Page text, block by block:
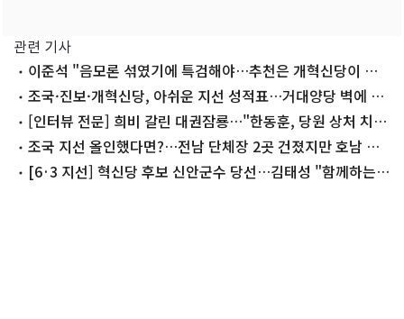
관련 기사
이준석 "음모론 섞였기에 특검해야…추천은 개혁신당이 하
겠다"
조국·진보·개혁신당, 아쉬운 지선 성적표…거대양당 벽에 막
혀 [인터뷰 전문] 희비 갈린 대권잠룡…"한동훈, 당원 상처 치유
부터" "조국 흡수될 듯"
조국 지선 올인했다면?…전남 단체장 2곳 건졌지만 호남 곳
곳 석패
[6·3 지선] 혁신당 후보 신안군수 당선…김태성 "함께하는